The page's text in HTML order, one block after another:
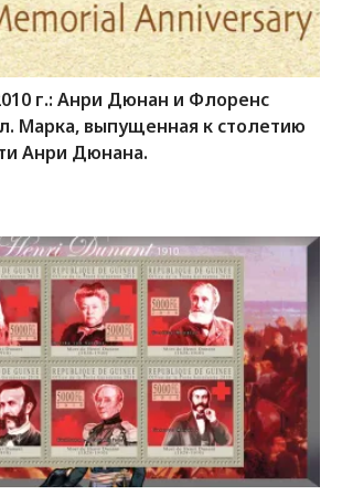
г.: Анри Дюнан и Флоренс
Марка, выпущенная к столетию
Анри Дюнана.